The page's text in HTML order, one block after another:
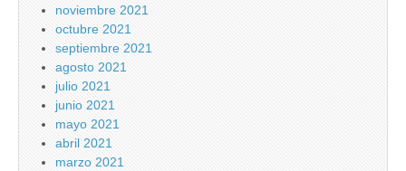
noviembre 2021
octubre 2021
septiembre 2021
agosto 2021
julio 2021
junio 2021
mayo 2021
abril 2021
marzo 2021